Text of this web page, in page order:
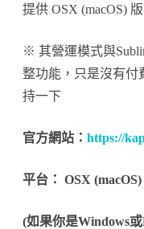
提供 OSX (macOS) 版
※ 其營運模式與
整功能，只是沒有付
持一下
官方網站： https://
平台： OSX (macOS)
(如果你是Windows